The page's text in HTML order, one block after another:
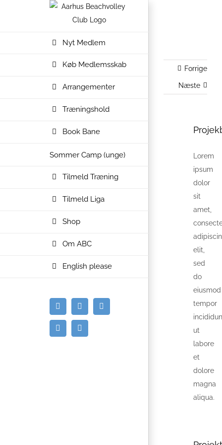
Nyt Medlem
Køb Medlemsskab
Arrangementer
Træningshold
Book Bane
Sommer Camp (unge)
Tilmeld Træning
Tilmeld Liga
Shop
Om ABC
English please
E-
mail
FacebookInstagram
SpotifyYouTube
Forrige
Næste
Lorem
ipsum
dolor
sit
amet,
elit,
sed
do
eiusmod
tempor
ut
labore
et
dolore
magna
aliqua.